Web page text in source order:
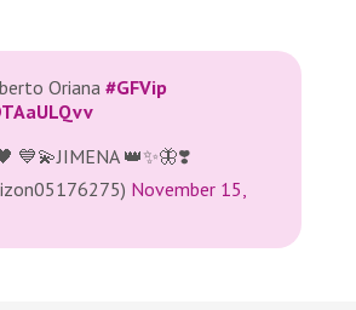
Oriana #GFVip
👑✨🦋❣️
November 15,